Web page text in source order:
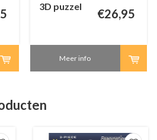
3D puzzel
€26,95
Meer info